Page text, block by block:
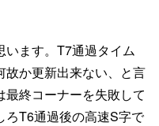
います。T7通過タイム
故か更新出来ない、と言
最終コーナーを失敗して
ろT6通過後の高速S字で